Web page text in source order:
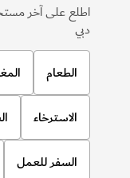
اطلع على آخر مستجدات
المغامرات
الاسترخاء الشواطئ
السفر للعمل